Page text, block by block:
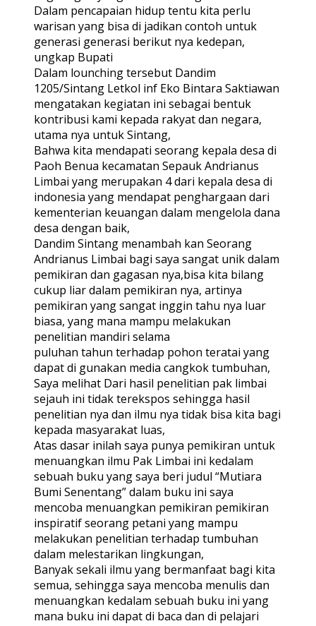
Dalam pencapaian hidup tentu kita perlu
warisan yang bisa di jadikan contoh untuk
generasi generasi berikut nya kedepan,
ungkap Bupati
Dalam lounching tersebut Dandim
1205/Sintang Letkol inf Eko Bintara Saktiawan
mengatakan kegiatan ini sebagai bentuk
kontribusi kami kepada rakyat dan negara,
utama nya untuk Sintang,
Bahwa kita mendapati seorang kepala desa di
Paoh Benua kecamatan Sepauk Andrianus
Limbai yang merupakan 4 dari kepala desa di
indonesia yang mendapat penghargaan dari
kementerian keuangan dalam mengelola dana
desa dengan baik,
Dandim Sintang menambah kan Seorang
Andrianus Limbai bagi saya sangat unik dalam
pemikiran dan gagasan nya,bisa kita bilang
cukup liar dalam pemikiran nya, artinya
pemikiran yang sangat inggin tahu nya luar
biasa, yang mana mampu melakukan
penelitian mandiri selama
puluhan tahun terhadap pohon teratai yang
dapat di gunakan media cangkok tumbuhan,
Saya melihat Dari hasil penelitian pak limbai
sejauh ini tidak terekspos sehingga hasil
penelitian nya dan ilmu nya tidak bisa kita bagi
kepada masyarakat luas,
Atas dasar inilah saya punya pemikiran untuk
menuangkan ilmu Pak Limbai ini kedalam
sebuah buku yang saya beri judul “Mutiara
Bumi Senentang” dalam buku ini saya
mencoba menuangkan pemikiran pemikiran
inspiratif seorang petani yang mampu
melakukan penelitian terhadap tumbuhan
dalam melestarikan lingkungan,
Banyak sekali ilmu yang bermanfaat bagi kita
semua, sehingga saya mencoba menulis dan
menuangkan kedalam sebuah buku ini yang
mana buku ini dapat di baca dan di pelajari